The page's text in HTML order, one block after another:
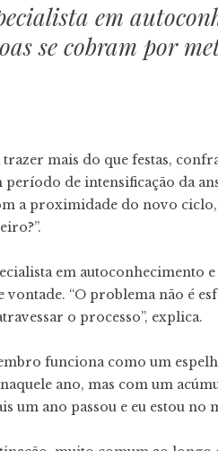
em
se cobram por
mais do que festas,
período de intensificação da
a proximidade do novo
em autoconhecimento
“O problema não é
o processo”, explica.
funciona como um
ano, mas com um
um ano passou e eu estou no